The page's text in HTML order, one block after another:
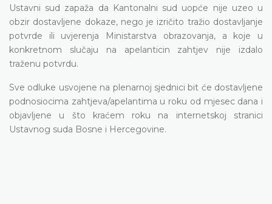
Ustavni sud zapaža da Kantonalni sud uopće nije uzeo u
obzir dostavljene dokaze, nego je izričito tražio dostavljanje
potvrde ili uvjerenja Ministarstva obrazovanja, a koje u
konkretnom slučaju na apelanticin zahtjev nije izdalo
traženu potvrdu.
Sve odluke usvojene na plenarnoj sjednici bit će dostavljene
podnosiocima zahtjeva/apelantima u roku od mjesec dana i
objavljene u što kraćem roku na internetskoj stranici
Ustavnog suda Bosne i Hercegovine.